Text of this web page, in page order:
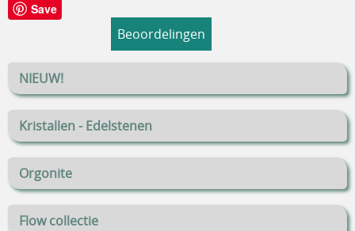
Save
Beoordelingen
NIEUW!
Kristallen - Edelstenen
Orgonite
Flow collectie